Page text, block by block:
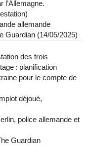
l’Allemagne.
allemande
Guardian (14/05/2025)
des trois
: planification
pour le compte de
déjoué,
police allemande et
Guardian